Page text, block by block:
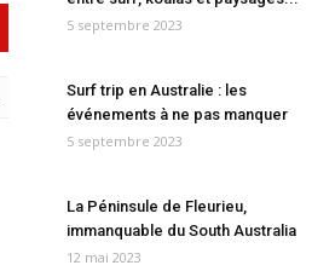
5 septembre 2023
Surf trip en Australie : les
événements à ne pas manquer
5 septembre 2023
La Péninsule de Fleurieu,
immanquable du South Australia
12 mai 2023